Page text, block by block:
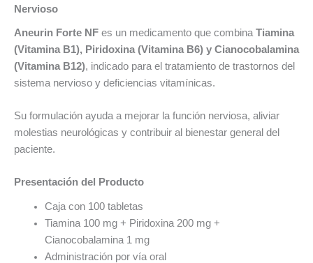
Nervioso
Aneurin Forte NF es un medicamento que combina Tiamina
(Vitamina B1), Piridoxina (Vitamina B6) y Cianocobalamina
(Vitamina B12), indicado para el tratamiento de trastornos del
sistema nervioso y deficiencias vitamínicas.
Su formulación ayuda a mejorar la función nerviosa, aliviar
molestias neurológicas y contribuir al bienestar general del
paciente.
Presentación del Producto
Caja con 100 tabletas
Tiamina 100 mg + Piridoxina 200 mg +
Cianocobalamina 1 mg
Administración por vía oral